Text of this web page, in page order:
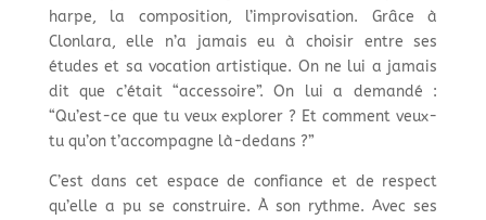
harpe, la composition, l’improvisation. Grâce à
Clonlara, elle n’a jamais eu à choisir entre ses
études et sa vocation artistique. On ne lui a jamais
dit que c’était “accessoire”. On lui a demandé :
“Qu’est-ce que tu veux explorer ? Et comment veux-
tu qu’on t’accompagne là-dedans ?”
C’est dans cet espace de confiance et de respect
qu’elle a pu se construire. À son rythme. Avec ses